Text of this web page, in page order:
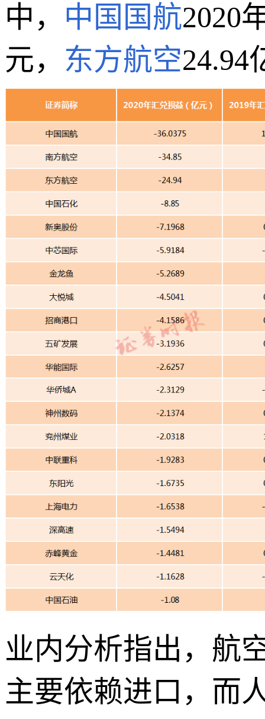
中， 中国国航2020
元， 东方航空24.94
业内分析指出，航
主要依赖进口，而